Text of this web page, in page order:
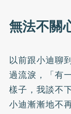
無法不關
以前跟小迪聊
過流淚，「有
樣子，我談不
小迪漸漸地不